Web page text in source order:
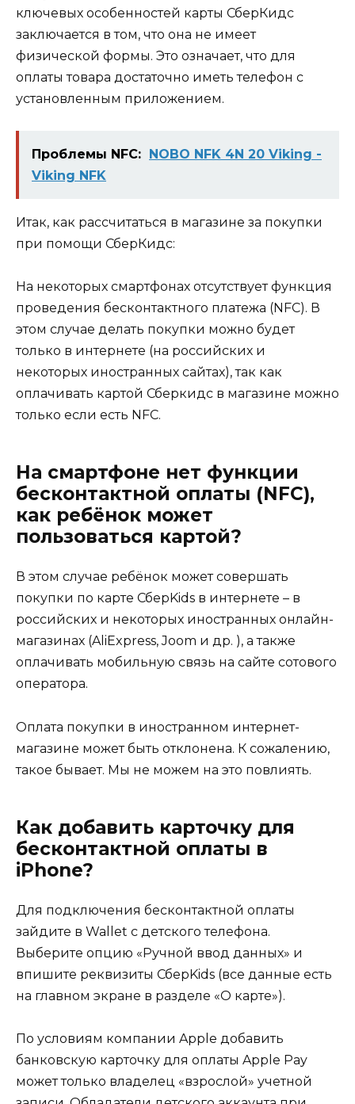
ключевых особенностей карты СберКидс
заключается в том, что она не имеет
физической формы. Это означает, что для
оплаты товара достаточно иметь телефон с
установленным приложением.
Проблемы NFC: NOBO NFK 4N 20 Viking -
Viking NFK
Итак, как рассчитаться в магазине за покупки
при помощи СберКидс:
На некоторых смартфонах отсутствует функция
проведения бесконтактного платежа (NFC). В
этом случае делать покупки можно будет
только в интернете (на российских и
некоторых иностранных сайтах), так как
оплачивать картой Сберкидс в магазине можно
только если есть NFC.
На смартфоне нет функции
бесконтактной оплаты (NFC),
как ребёнок может
пользоваться картой?
В этом случае ребёнок может совершать
покупки по карте СберKids в интернете – в
российских и некоторых иностранных онлайн-
магазинах (AliExpress, Joom и др. ), а также
оплачивать мобильную связь на сайте сотового
оператора.
Оплата покупки в иностранном интернет-
магазине может быть отклонена. К сожалению,
такое бывает. Мы не можем на это повлиять.
Как добавить карточку для
бесконтактной оплаты в
iPhone?
Для подключения бесконтактной оплаты
зайдите в Wallet с детского телефона.
Выберите опцию «Ручной ввод данных» и
впишите реквизиты СберKids (все данные есть
на главном экране в разделе «О карте»).
По условиям компании Apple добавить
банковскую карточку для оплаты Apple Pay
может только владелец «взрослой» учетной